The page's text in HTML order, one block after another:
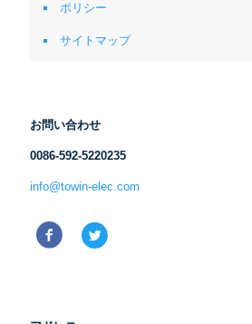
ポリシー
サイトマップ
お問い合わせ
0086-592-5220235
info@towin-elec.com